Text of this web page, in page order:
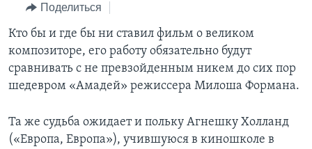
навигации
Перейти
поиск
ИТОГИ
ПОЧЕМУ ЭТО ВАЖНО?
ДИСКУССИЯ VOA
ДЕТАЛИ
АМЕРИКА. БОЛЬШОЕ ПУТЕШЕСТВИЕ
НАША АМЕРИКАНСКАЯ ИСТОРИЯ
А КАК В АМЕРИКЕ?
АРТЕФАКТЫ
АМЕРИКАНСКИЕ ГОРОДКИ
ИНТЕРВЬЮ
ФАКТЫ ПРОТИВ ФЕЙКОВ
ЗА СВОБОДУ ПРЕССЫ
УЧИМ АНГЛИЙСКИЙ
ПОДПИСКА НА НОВОСТИ
Поделиться
Кто бы и где бы ни ставил фильм о великом
композиторе, его работу обязательно будут
сравнивать с не превзойденным никем до сих пор
шедевром «Амадей» режиссера Милоша Формана.
Та же судьба ожидает и польку Агнешку Холланд
(«Европа, Европа»), учившуюся в киношколе в